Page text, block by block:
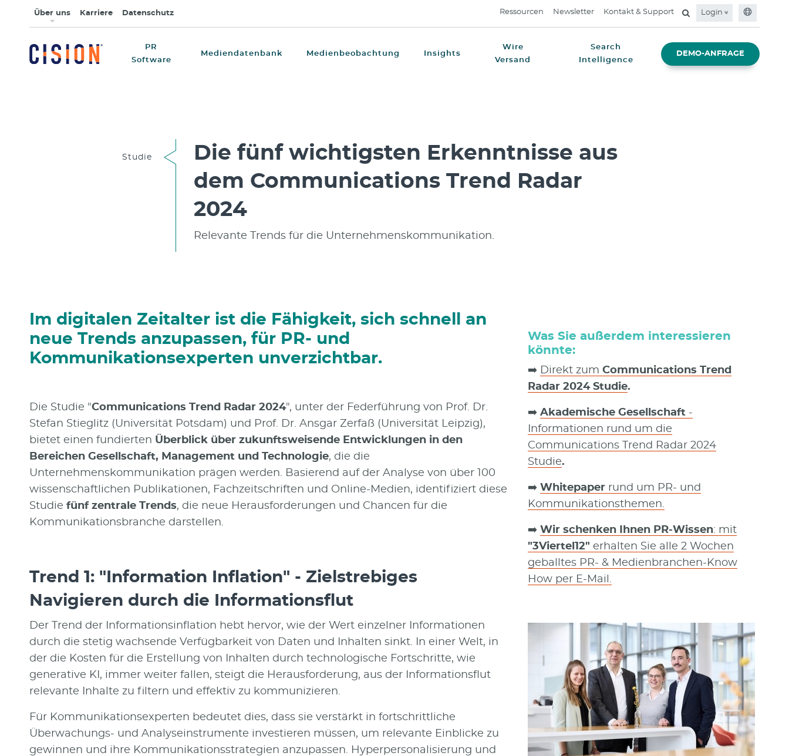
Über uns Karriere Datenschutz Ressourcen Newsletter Kontakt & Support Login
PR
Software
Mediendatenbank Medienbeobachtung Insights
Wire
Versand
Search
Intelligence
DEMO-ANFRAGE
Studie
Die fünf wichtigsten Erkenntnisse aus
dem Communications Trend Radar
2024
Relevante Trends für die Unternehmenskommunikation.
Im digitalen Zeitalter ist die Fähigkeit, sich schnell an
neue Trends anzupassen, für PR- und
Kommunikationsexperten unverzichtbar.
Die Studie "Communications Trend Radar 2024", unter der Federführung von Prof. Dr.
Stefan Stieglitz (Universität Potsdam) und Prof. Dr. Ansgar Zerfaß (Universität Leipzig),
bietet einen fundierten Überblick über zukunftsweisende Entwicklungen in den
Bereichen Gesellschaft, Management und Technologie, die die
Unternehmenskommunikation prägen werden. Basierend auf der Analyse von über 100
wissenschaftlichen Publikationen, Fachzeitschriften und Online-Medien, identifiziert diese
Studie fünf zentrale Trends, die neue Herausforderungen und Chancen für die
Kommunikationsbranche darstellen.
Trend 1: "Information Inflation" - Zielstrebiges
Navigieren durch die Informationsflut
Der Trend der Informationsinflation hebt hervor, wie der Wert einzelner Informationen
durch die stetig wachsende Verfügbarkeit von Daten und Inhalten sinkt. In einer Welt, in
der die Kosten für die Erstellung von Inhalten durch technologische Fortschritte, wie
generative KI, immer weiter fallen, steigt die Herausforderung, aus der Informationsflut
relevante Inhalte zu filtern und effektiv zu kommunizieren.
Für Kommunikationsexperten bedeutet dies, dass sie verstärkt in fortschrittliche
Überwachungs- und Analyseinstrumente investieren müssen, um relevante Einblicke zu
gewinnen und ihre Kommunikationsstrategien anzupassen. Hyperpersonalisierung und
Was Sie außerdem interessieren
könnte:
➡️ Direkt zumCommunications Trend
Radar 2024 Studie.
➡️Akademische Gesellschaft -
Informationen rund um die
Communications Trend Radar 2024
Studie.
➡️ Whitepaper rund um PR- und
Kommunikationsthemen.
➡️Wir schenken Ihnen PR-Wissen: mit
"3Viertel12" erhalten Sie alle 2 Wochen
geballtes PR- & Medienbranchen-Know
How per E-Mail.